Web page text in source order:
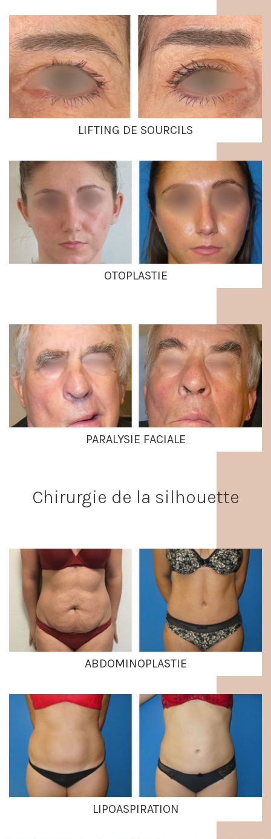
LIFTING DE SOURCILS
OTOPLASTIE
PARALYSIE FACIALE
Chirurgie de la silhouette
ABDOMINOPLASTIE
LIPOASPIRATION